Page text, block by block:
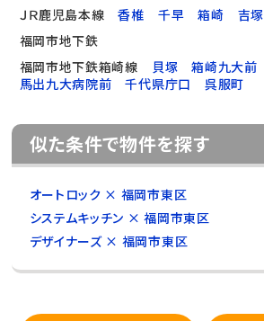
ＪＲ鹿児島本線
香椎 千早 箱崎 吉塚
福岡市地下鉄
福岡市地下鉄箱崎線
貝塚 箱崎九大前
馬出九大病院前
千代県庁口 呉服町
似た条件で物件を探す
オートロック × 福岡市東区
システムキッチン × 福岡市東区
デザイナーズ × 福岡市東区